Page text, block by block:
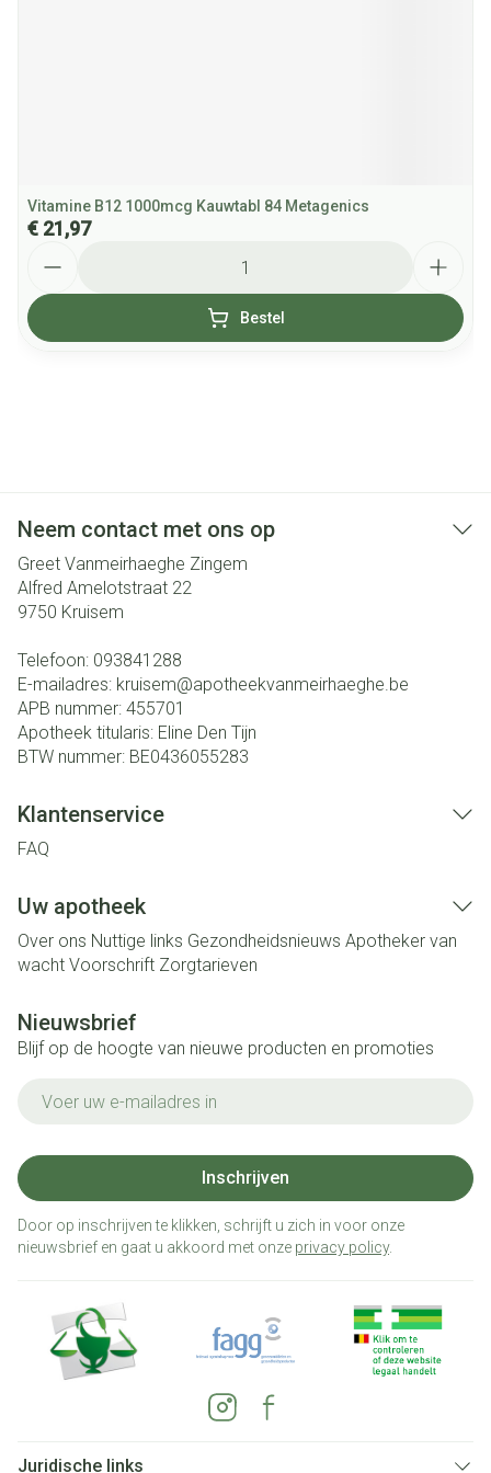
Vitamine B12 1000mcg Kauwtabl 84 Metagenics
€ 21,97
Bestel
Neem contact met ons op
Greet Vanmeirhaeghe Zingem
Alfred Amelotstraat 22
9750 Kruisem
Telefoon: 093841288
E-mailadres: kruisem@apotheekvanmeirhaeghe.be
APB nummer: 455701
Apotheek titularis: Eline Den Tijn
BTW nummer: BE0436055283
Klantenservice
FAQ
Uw apotheek
Over ons Nuttige links Gezondheidsnieuws Apotheker van
wacht Voorschrift Zorgtarieven
Nieuwsbrief
Blijf op de hoogte van nieuwe producten en promoties
Inschrijven
Door op inschrijven te klikken, schrijft u zich in voor onze
nieuwsbrief en gaat u akkoord met onze privacy policy.
Juridische links